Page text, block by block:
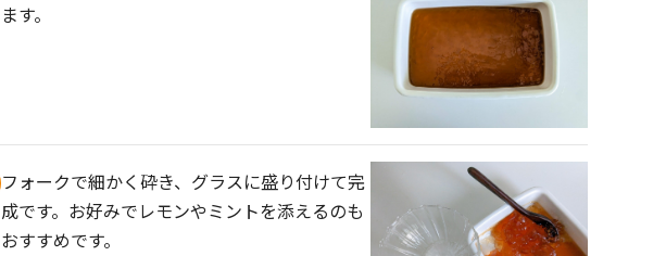
ます。
フォークで細かく砕き、グラスに盛り付けて完
成です。お好みでレモンやミントを添えるのも
おすすめです。